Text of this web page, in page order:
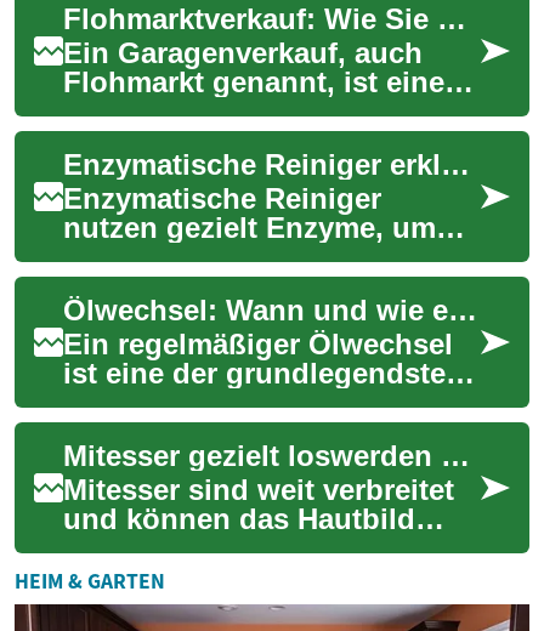
Flohmarktverkauf: Wie Sie mit einem Garagenverkauf Bargeld verdienen
Ein Garagenverkauf, auch
Flohmarkt genannt, ist eine
großartige Möglichkeit,
ungenutzte Gegenstände
loszuwerden und g...
Enzymatische Reiniger erklären: Wann sie helfen und wie sie wirken
Enzymatische Reiniger
nutzen gezielt Enzyme, um
organische Verschmutzungen
wie Eiweiß, Stärke und Fette
aufzubrechen....
Ölwechsel: Wann und wie er Ihr Auto schützt
Ein regelmäßiger Ölwechsel
ist eine der grundlegendsten,
aber oft unterschätzten
Maßnahmen zur Pflege Ihres
Fahrzeugs...
Mitesser gezielt loswerden – wirksame Tipps für reine Haut
Mitesser sind weit verbreitet
und können das Hautbild
stören. In diesem Beitrag
erfahren Sie, welche
Reinigungsroutin...
HEIM & GARTEN